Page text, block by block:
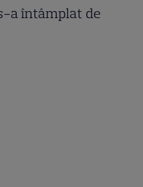
a întâmplat de